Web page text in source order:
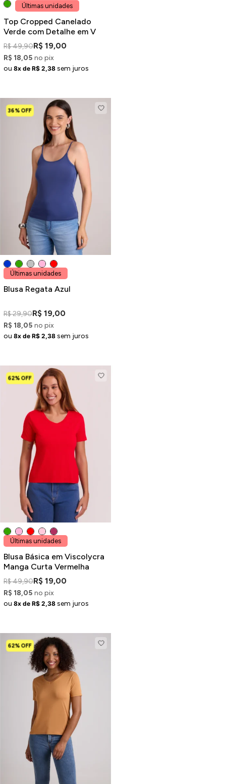
Últimas unidades
Top Cropped Canelado
Verde com Detalhe em V
R$ 49,90R$ 19,00
R$ 18,05 no pix
ou 8x de R$ 2,38 sem juros
36% OFF
Últimas unidades
Blusa Regata Azul
R$ 29,90R$ 19,00
R$ 18,05 no pix
ou 8x de R$ 2,38 sem juros
62% OFF
Últimas unidades
Blusa Básica em Viscolycra
Manga Curta Vermelha
R$ 49,90R$ 19,00
R$ 18,05 no pix
ou 8x de R$ 2,38 sem juros
62% OFF